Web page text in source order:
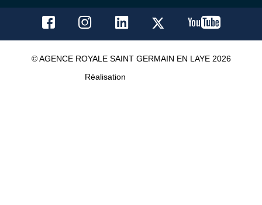
© AGENCE ROYALE SAINT GERMAIN EN LAYE 2026
Réalisation